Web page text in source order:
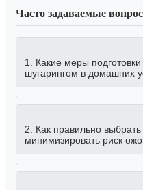
Часто задаваемые
1. Какие меры
шугарингом в домашних
2. Как правильно
минимизировать риск